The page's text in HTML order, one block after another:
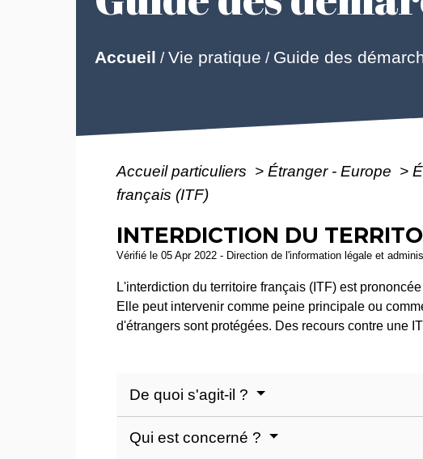
Accueil /Vie pratique / Guide des
Accueil particuliers > Étranger - Europe >
français (ITF)
INTERDICTION DU
Vérifié le 05 Apr 2022 - Direction de l'information légale et
L'interdiction du territoire français (ITF) est
Elle peut intervenir comme peine principale ou
d'étrangers sont protégées. Des recours contre une
De quoi s'agit-il ?
Qui est concerné ?